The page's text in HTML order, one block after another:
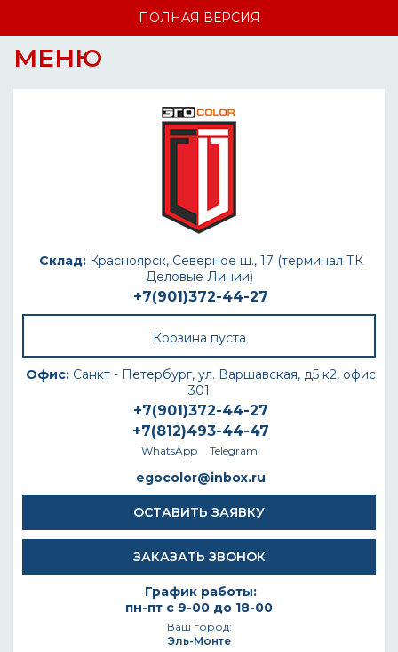
ПОЛНАЯ ВЕРСИЯ
МЕНЮ
Склад:Красноярск, Северное ш., 17 (терминал ТК
Деловые Линии)
+7(901)372-44-27
Корзина пуста
Офис: Санкт - Петербург, ул. Варшавская, д5 к2, офис
301
+7(901)372-44-27
+7(812)493-44-47
WhatsApp Telegram
egocolor@inbox.ru
ОСТАВИТЬ ЗАЯВКУ
ЗАКАЗАТЬ ЗВОНОК
График работы:
пн-пт с 9-00 до 18-00
Ваш город:
Эль-Монте